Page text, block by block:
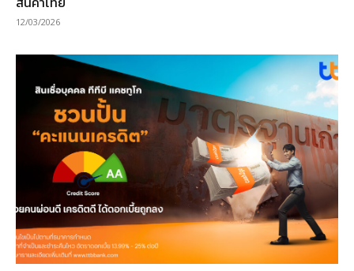
12/03/2026